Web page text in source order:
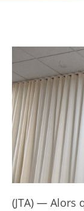
(JTA) — Alors